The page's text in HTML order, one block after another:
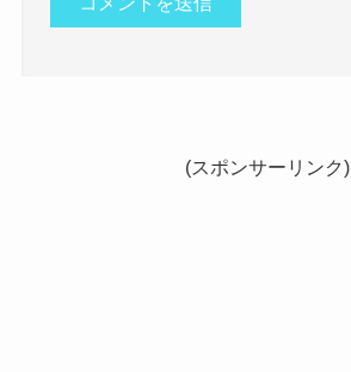
(スポンサーリンク)